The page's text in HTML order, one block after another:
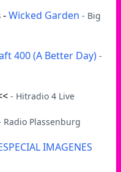
-Wicked Garden - Big
400 (A Better Day) -
- Hitradio 4 Live
Radio Plassenburg
IMAGENES